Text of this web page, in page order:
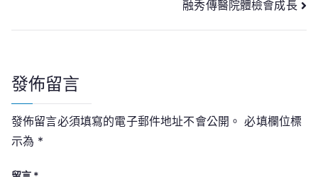
覽
融秀傳醫院體檢會成長
發佈留言
發佈留言必須填寫的電子郵件地址不會公開。 必填欄位標
示為 *